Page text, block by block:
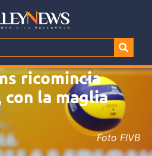
ricomincia
con la maglia
Foto FIVB